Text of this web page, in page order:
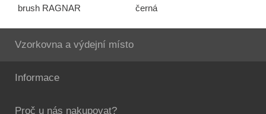
brush RAGNAR
černá
Vzorkovna a výdejní místo
Informace
Proč u nás nakupovat?